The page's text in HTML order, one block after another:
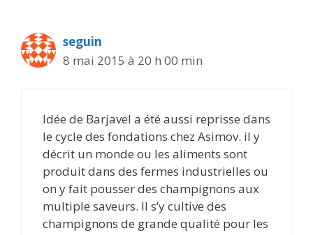
seguin
8 mai 2015 à 20 h 00 min
Idée de Barjavel a été aussi reprisse dans
le cycle des fondations chez Asimov. il y
décrit un monde ou les aliments sont
produit dans des fermes industrielles ou
on y fait pousser des champignons aux
multiple saveurs. Il s’y cultive des
champignons de grande qualité pour les